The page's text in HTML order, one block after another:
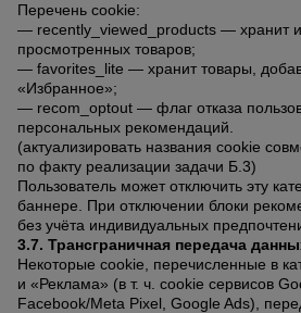
пушки
Металл и
Перечень cookie:
— recently_viewed_products — хранит
просмотренных товаров;
— favorites_lite — хранит товары,
«Избранное»;
— recom_optout — флаг отказа
персональных рекомендаций.
(актуализировать названия cookie
по факту реализации задачи Б.3)
Пользователь может отключить эту
баннере. При отключении блоки
без учёта индивидуальных
3.7. Трансграничная передача
Некоторые cookie, перечисленные в
и «Реклама» (в т. ч. cookie сервисов
Facebook/Meta Pixel, Google Ads),